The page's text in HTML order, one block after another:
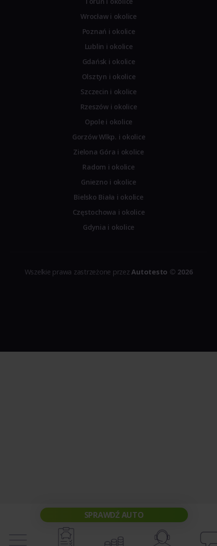
SPRAWDŹ AUTO
Wrocław i okolice
Poznań i okolice
Lublin i okolice
Gdańsk i okolice
Olsztyn i okolice
Szczecin i okolice
Rzeszów i okolice
Opole i okolice
Gorzów Wlkp. i okolice
Zielona Góra i okolice
Radom i okolice
Gniezno i okolice
Bielsko Biała i okolice
Częstochowa i okolice
Gdynia i okolice
Wszelkie prawa zastrzeżone przez Autotesto © 2026